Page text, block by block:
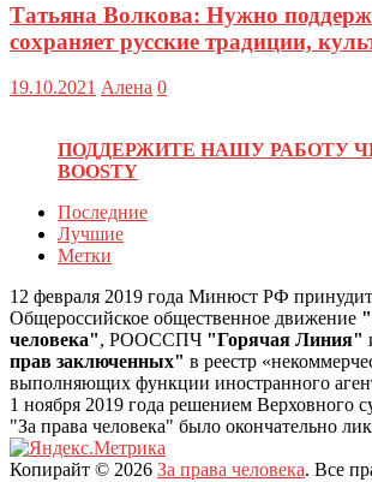
Татьяна Волкова: Нужно
сохраняет русские традиции,
19.10.2021 Алена 0
ПОДДЕРЖИТЕ НАШУ РАБОТУ
BOOSTY
Последние
Лучшие
Метки
12 февраля 2019 года Минюст РФ
Общероссийское общественное движение
человека", РООССПЧ "Горячая Линия"
прав заключенных" в реестр
выполняющих функции иностранного
1 ноября 2019 года решением Верховного
"За права человека" было окончательно
Копирайт © 2026 За права человека. Все